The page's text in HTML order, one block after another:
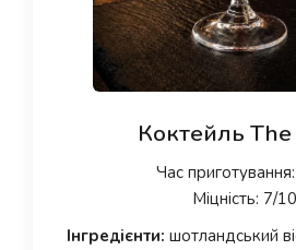
Коктейль
Час
Міцність: 7/10
Інгредієнти: шотландський